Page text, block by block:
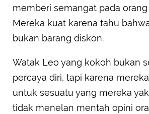
memberi semangat pada
Mereka kuat karena tahu
bukan barang diskon.
Watak Leo yang kokoh bukan
percaya diri, tapi karena
untuk sesuatu yang mereka
tidak menelan mentah opini